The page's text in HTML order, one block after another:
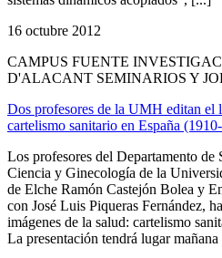
16 octubre 2012
CAMPUS FUENTE
D'ALACANT SEMINARIOS Y
Dos profesores de la UMH editan el
cartelismo sanitario en España
Los profesores del Departamento
Ciencia y Ginecología de la
de Elche Ramón Castejón Bolea y
con José Luis Piqueras Fernández,
imágenes de la salud: cartelismo
La presentación tendrá lugar